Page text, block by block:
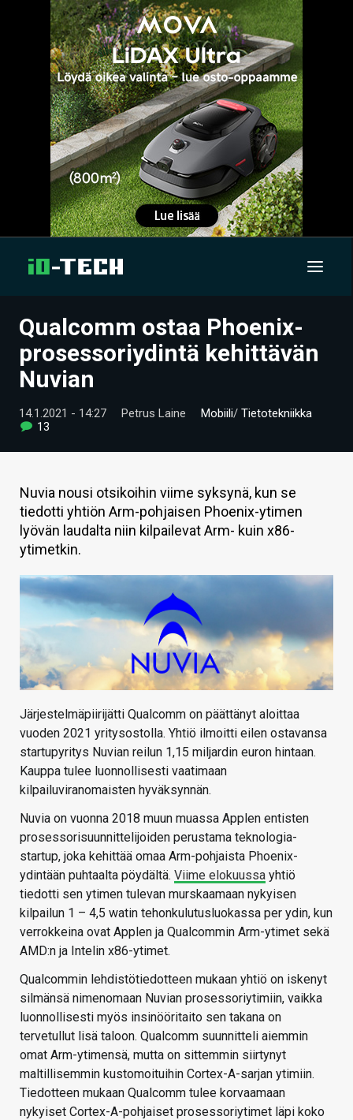
UUTISET
ARTIKKELIT
VIDEOT
HINTA.FI
KAUPPA
VAIHDA TEEMA
HAKU
Qualcomm ostaa Phoenix-
prosessoriydintä kehittävän
Nuvian
14.1.2021 - 14:27 Petrus Laine Mobiili/ Tietotekniikka
13
Nuvia nousi otsikoihin viime syksynä, kun se
tiedotti yhtiön Arm-pohjaisen Phoenix-ytimen
lyövän laudalta niin kilpailevat Arm- kuin x86-
ytimetkin.
Järjestelmäpiirijätti Qualcomm on päättänyt aloittaa
vuoden 2021 yritysostolla. Yhtiö ilmoitti eilen ostavansa
startupyritys Nuvian reilun 1,15 miljardin euron hintaan.
Kauppa tulee luonnollisesti vaatimaan
kilpailuviranomaisten hyväksynnän.
Nuvia on vuonna 2018 muun muassa Applen entisten
prosessorisuunnittelijoiden perustama teknologia-
startup, joka kehittää omaa Arm-pohjaista Phoenix-
ydintään puhtaalta pöydältä. Viime elokuussa yhtiö
tiedotti sen ytimen tulevan murskaamaan nykyisen
kilpailun 1 – 4,5 watin tehonkulutusluokassa per ydin, kun
verrokkeina ovat Applen ja Qualcommin Arm-ytimet sekä
AMD:n ja Intelin x86-ytimet.
Qualcommin lehdistötiedotteen mukaan yhtiö on iskenyt
silmänsä nimenomaan Nuvian prosessoriytimiin, vaikka
luonnollisesti myös insinööritaito sen takana on
tervetullut lisä taloon. Qualcomm suunnitteli aiemmin
omat Arm-ytimensä, mutta on sittemmin siirtynyt
maltillisemmin kustomoituihin Cortex-A-sarjan ytimiin.
Tiedotteen mukaan Qualcomm tulee korvaamaan
nykyiset Cortex-A-pohjaiset prosessoriytimet läpi koko